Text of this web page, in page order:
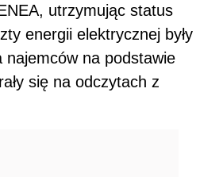
utrzymując status
energii elektrycznej były
najemców na podstawie
się na odczytach z